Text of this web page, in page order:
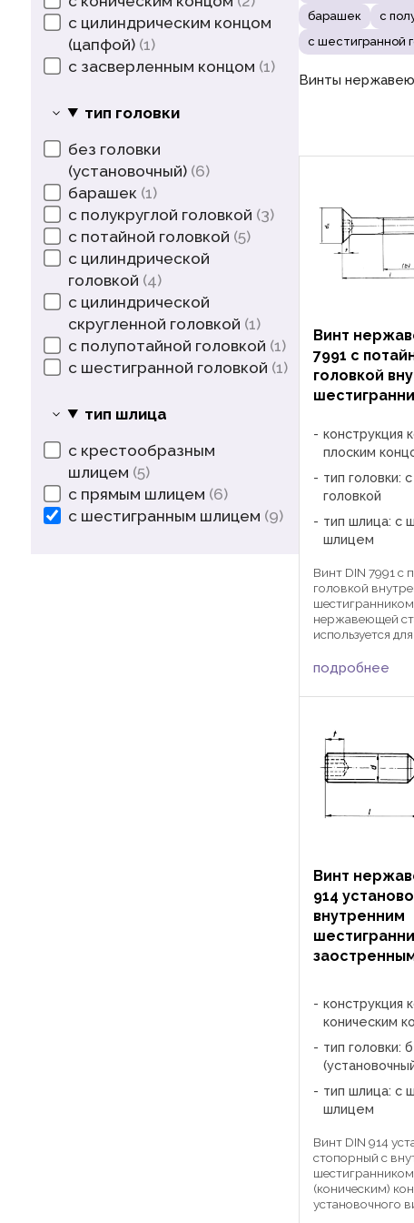
с цилиндрическим концом
(цапфой) 1
с засверленным концом 1
тип головки
без головки
(установочный) 6
барашек 1
с полукруглой головкой 3
с потайной головкой 5
с цилиндрической
головкой 4
с цилиндрической
скругленной головкой 1
с полупотайной головкой 1
с шестигранной головкой 1
тип шлица
с крестообразным
шлицем 5
с прямым шлицем 6
с шестигранным шлицем 9
барашек
с
с шестигранной
Винты
Винт
7991 с
головкой
конструкция
плоским
тип головки:
головкой
тип шлица: с
шлицем
Винт DIN 7991 с
головкой
шестигранником
нержавеющей
используется
специальным
подробнее
Винт
914
внутренним
конструкция
коническим
тип головки:
тип шлица: с
шлицем
Винт DIN 914
стопорный с
(коническим)
установочного